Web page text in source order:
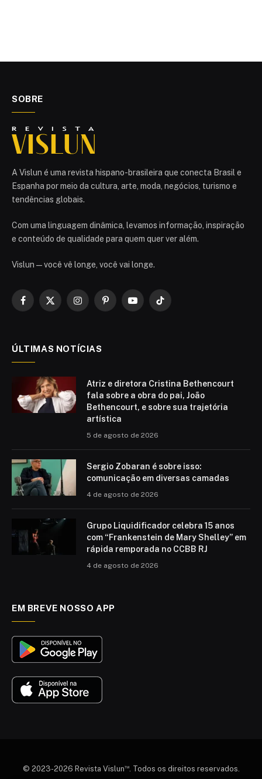
SOBRE
A Vislun é uma revista hispano-brasileira que conecta Brasil e
Espanha por meio da cultura, arte, moda, negócios, turismo e
tendências globais.
Com uma linguagem dinâmica, levamos informação, inspiração
e conteúdo de qualidade para quem quer ver além.
Vislun — você vê longe, você vai longe.
Facebook
X
InstagramPinterestYouTubeTikTok
ÚLTIMAS NOTÍCIAS
Atriz e diretora Cristina Bethencourt
fala sobre a obra do pai, João
Bethencourt, e sobre sua trajetória
artística
5 de agosto de 2026
Sergio Zobaran é sobre isso:
comunicação em diversas camadas
4 de agosto de 2026
Grupo Liquidificador celebra 15 anos
com “Frankenstein de Mary Shelley” em
rápida remporada no CCBB RJ
4 de agosto de 2026
EM BREVE NOSSO APP
© 2023-2026 Revista Vislun™. Todos os direitos reservados.